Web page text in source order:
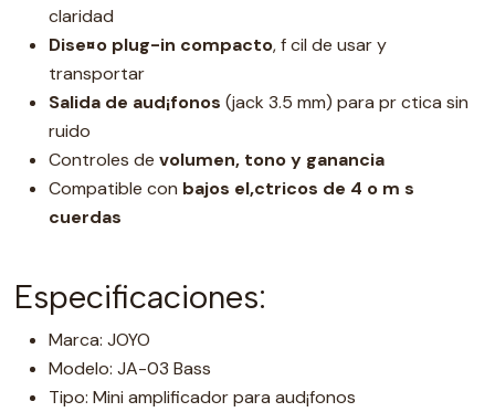
claridad
Dise¤o plug-in compacto, f cil de usar y
transportar
Salida de aud¡fonos (jack 3.5 mm) para pr ctica sin
ruido
Controles de volumen, tono y ganancia
Compatible con bajos el‚ctricos de 4 o m s
cuerdas
Especificaciones:
Marca: JOYO
Modelo: JA-03 Bass
Tipo: Mini amplificador para aud¡fonos